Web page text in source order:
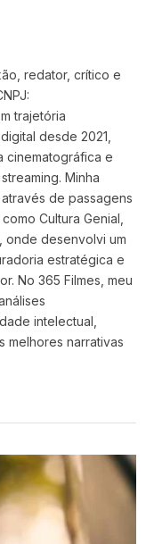
redator, crítico e
trajetória
desde 2021,
cinematográfica e
Minha
de passagens
Cultura Genial,
onde desenvolvi um
estratégica e
No 365 Filmes, meu
intelectual,
melhores narrativas